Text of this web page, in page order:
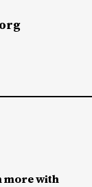
more with